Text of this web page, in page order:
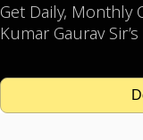
Get Daily, Monthly
Kumar Gaurav